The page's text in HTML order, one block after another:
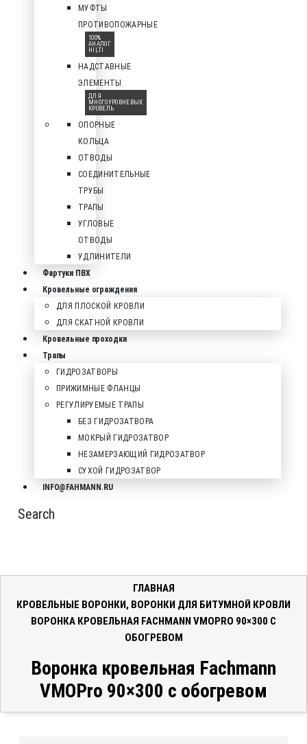
МУФТЫ
ПРОТИВОПОЖАРНЫЕ
100%
АНАЛОГ
HILTI
НАДСТАВНЫЕ
ЭЛЕМЕНТЫ
ДЛЯ
МНОГОУРОВНЕВЫХ
КРОВЕЛЬ
ОПОРНЫЕ
КОЛЬЦА
ОТВОДЫ
СОЕДИНИТЕЛЬНЫЕ
ТРУБЫ
ТРАПЫ
УГЛОВЫЕ
ОТВОДЫ
УДЛИНИТЕЛИ
Фартуки ПВХ
Кровельные ограждения
ДЛЯ ПЛОСКОЙ КРОВЛИ
ДЛЯ СКАТНОЙ КРОВЛИ
Кровельные проходки
Трапы
ГИДРОЗАТВОРЫ
ПРИЖИМНЫЕ ФЛАНЦЫ
РЕГУЛИРУЕМЫЕ ТРАПЫ
БЕЗ ГИДРОЗАТВОРА
МОКРЫЙ ГИДРОЗАТВОР
НЕЗАМЕРЗАЮЩИЙ ГИДРОЗАТВОР
СУХОЙ ГИДРОЗАТВОР
INFO@FAHMANN.RU
Search
ГЛАВНАЯ
КРОВЕЛЬНЫЕ ВОРОНКИ, ВОРОНКИ ДЛЯ БИТУМНОЙ КРОВЛИ
ВОРОНКА КРОВЕЛЬНАЯ FACHMANN VMOPRO 90×300 С
ОБОГРЕВОМ
Воронка кровельная Fachmann
VMOPro 90×300 с обогревом